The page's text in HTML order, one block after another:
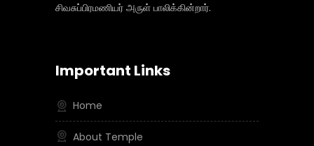
சிவசுப்பிரமணியர் அருள் பாலிக்கின்றார்.
Important Links
Home
About Temple